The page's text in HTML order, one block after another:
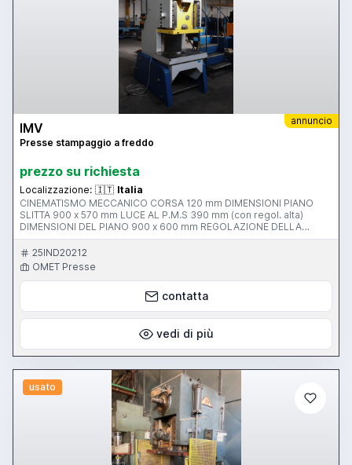
annuncio
IMV
Presse stampaggio a freddo
prezzo su richiesta
Localizzazione: 🇮🇹 Italia
CINEMATISMO MECCANICO CORSA 120 mm DIMENSIONI PIANO
SLITTA 900 x 570 mm LUCE AL P.M.S 390 mm (con regol. alta)
DIMENSIONI DEL PIANO 900 x 600 mm REGOLAZIONE DELLA
MAZZA 80 mm SPINTA 100 ton (1000kN) STATO RIGENERATO
TONNELLAGGIO 100 ton STRUTTURA STRUTTURA A C N.B.:La foto
rappresenta lo stato attuale della macchina. Prima della vendita
saranno applicati adeguati dispositivi di protezione.
25IND20212
OMET Presse
contatta
vedi di più
usato